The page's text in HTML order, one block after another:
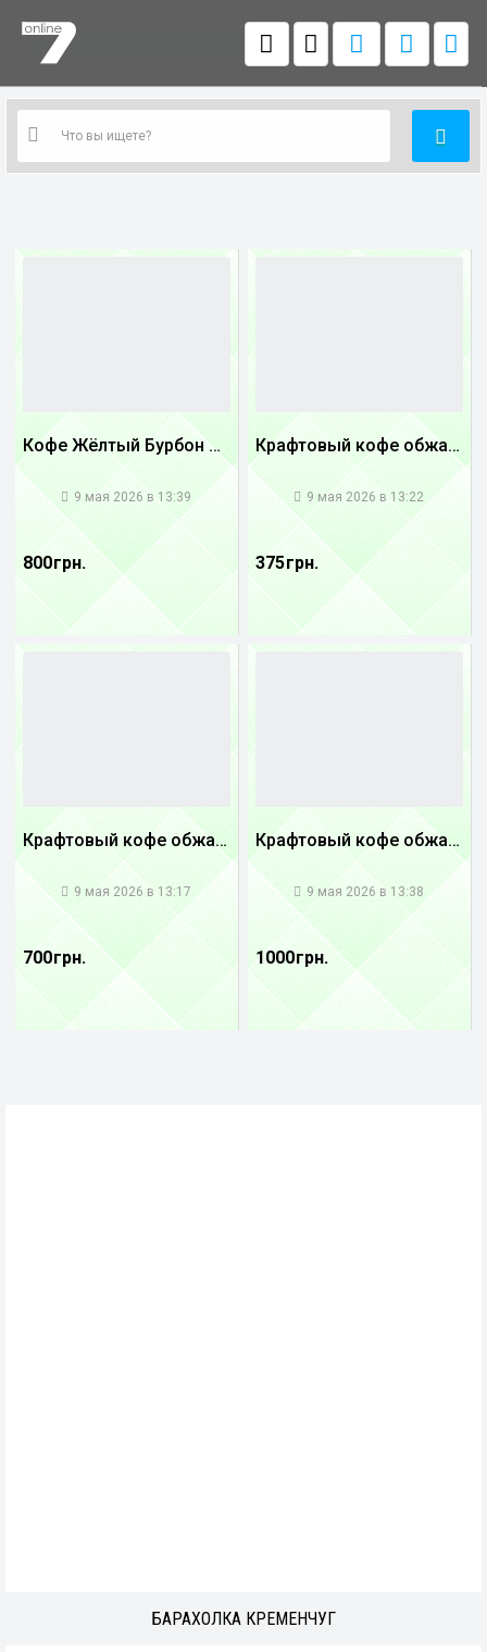
Кофе Жёлтый Бурбон Бразилия
9 мая 2026 в 13:39
800 грн.
Крафтовый кофе обжареный купаж арабики 5...
9 мая 2026 в 13:22
375 грн.
Крафтовый кофе обжареный купаж арабики 3...
9 мая 2026 в 13:17
700 грн.
Крафтовый кофе обжареный Танзания
9 мая 2026 в 13:38
1000 грн.
БАРАХОЛКА КРЕМЕНЧУГ